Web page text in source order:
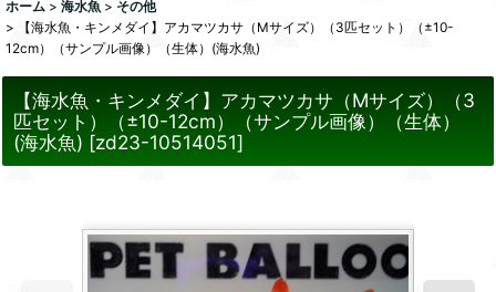
ホーム > 海水魚 > その他
>
【海水魚・キンメダイ】アカマツカサ（Mサイズ）（3匹セット）（±10-
12cm）（サンプル画像）（生体）(海水魚)
【海水魚・キンメダイ】アカマツカサ（Mサイズ）（3
匹セット）（±10-12cm）（サンプル画像）（生体）
(海水魚) [zd23-10514051]